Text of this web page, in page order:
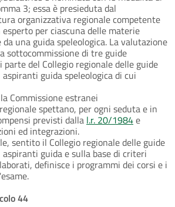
3; essa è presieduta dal
organizzativa regionale competente
per ciascuna delle materie
una guida speleologica. La valutazione
sottocommissione di tre guide
parte del Collegio regionale delle guide
guida speleologica di cui
Commissione estranei
spettano, per ogni seduta e in
previsti dalla l.r. 20/1984e
ed integrazioni.
sentito il Collegio regionale delle guide
aspiranti guida e sulla base di criteri
definisce i programmi dei corsi e i
44